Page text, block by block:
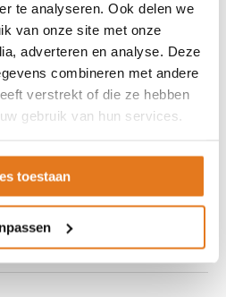
te analyseren. Ook delen we
van onze site met onze
adverteren en analyse. Deze
combineren met andere
verstrekt of die ze hebben
gebruik van hun services.
toestaan